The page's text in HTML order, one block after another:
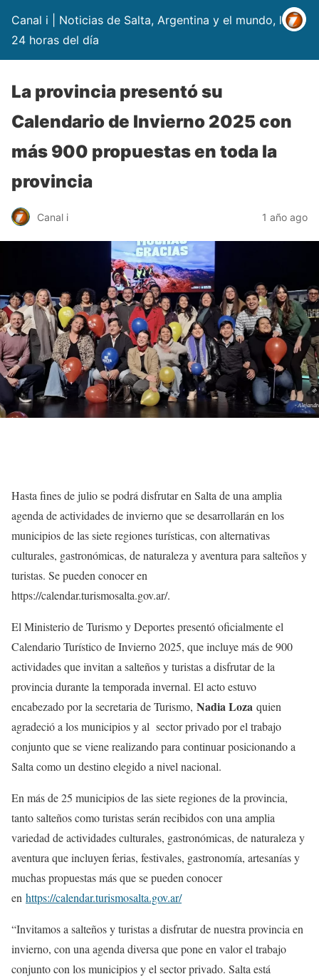
Canal i | Noticias de Salta, Argentina y el mundo, las
24 horas del día
La provincia presentó su
Calendario de Invierno 2025 con
más 900 propuestas en toda la
provincia
Canal i 1 año ago
Hasta fines de julio se podrá disfrutar en Salta de una amplia
agenda de actividades de invierno que se desarrollarán en los
municipios de las siete regiones turísticas, con alternativas
culturales, gastronómicas, de naturaleza y aventura para salteños y
turistas. Se pueden conocer en
https://calendar.turismosalta.gov.ar/.
El Ministerio de Turismo y Deportes presentó oficialmente el
Calendario Turístico de Invierno 2025, que incluye más de 900
actividades que invitan a salteños y turistas a disfrutar de la
provincia durante la temporada invernal. El acto estuvo
encabezado por la secretaria de Turismo, Nadia Loza quien
agradeció a los municipios y al sector privado por el trabajo
conjunto que se viene realizando para continuar posicionando a
Salta como un destino elegido a nivel nacional.
En más de 25 municipios de las siete regiones de la provincia,
tanto salteños como turistas serán recibidos con una amplia
variedad de actividades culturales, gastronómicas, de naturaleza y
aventura que incluyen ferias, festivales, gastronomía, artesanías y
muchas propuestas más que se pueden conocer
en https://calendar.turismosalta.gov.ar/
“Invitamos a salteños y turistas a disfrutar de nuestra provincia en
invierno, con una agenda diversa que pone en valor el trabajo
conjunto con los municipios y el sector privado. Salta está